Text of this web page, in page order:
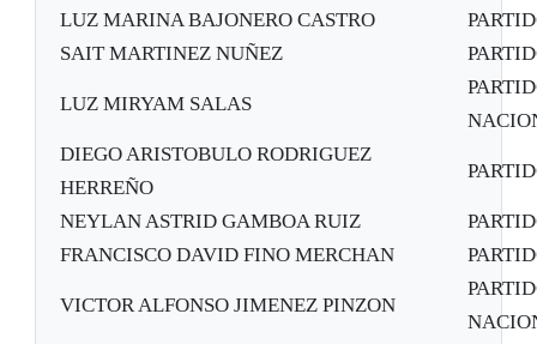
LUZ MARINA BAJONERO CASTRO
SAIT MARTINEZ NUÑEZ
LUZ MIRYAM SALAS
DIEGO ARISTOBULO RODRIGUEZ
HERREÑO
NEYLAN ASTRID GAMBOA RUIZ
FRANCISCO DAVID FINO MERCHAN
VICTOR ALFONSO JIMENEZ PINZON